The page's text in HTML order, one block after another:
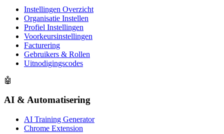
Instellingen Overzicht
Organisatie Instellen
Profiel Instellingen
Voorkeursinstellingen
Facturering
Gebruikers & Rollen
Uitnodigingscodes
🤖
AI & Automatisering
AI Training Generator
Chrome Extension